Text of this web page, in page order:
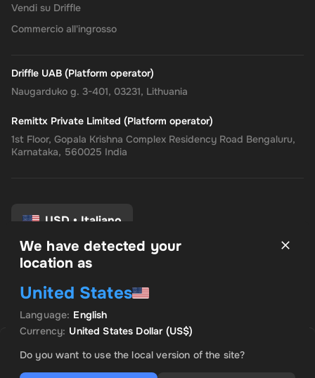
OFFERTA IN EVIDENZA
US$ 729.82
Vendi su Driffle
Commercio all'ingrosso
Driffle UAB (Platform operator)
Naugarduko g. 3-401, 03231, Lithuania
Remittx Private Limited (Platform operator)
1st Floor, Gopala Krishna Complex Residency Road Bengaluru,
Karnataka, 560025 India
USD • Italiano
politica sulla riservatezza
Politica di rimborso
Preferenze di consenso
We have detected your
location as
United States
Language: English
Currency: United States Dollar(US$)
Do you want to use the local version of the site?